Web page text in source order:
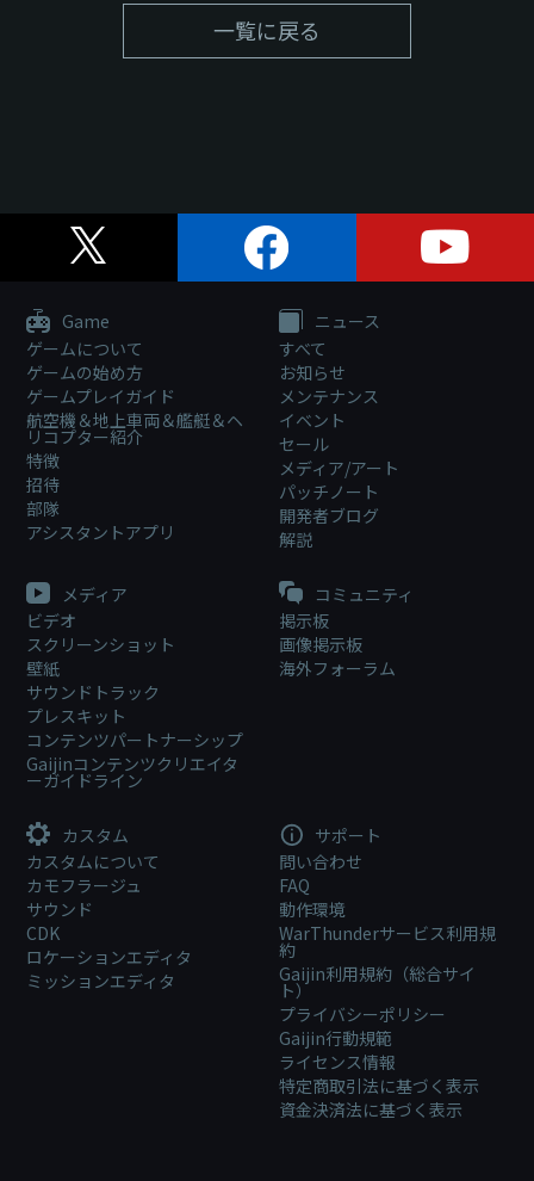
一覧に戻る
Game
ゲームについて
ゲームの始め方
ゲームプレイガイド
航空機＆地上車両＆艦艇＆ヘ
リコプター紹介
特徴
招待
部隊
アシスタントアプリ
ニュース
すべて
お知らせ
メンテナンス
イベント
セール
メディア/アート
パッチノート
開発者ブログ
解説
メディア
ビデオ
スクリーンショット
壁紙
サウンドトラック
プレスキット
コンテンツパートナーシップ
Gaijinコンテンツクリエイタ
ーガイドライン
コミュニティ
掲示板
画像掲示板
海外フォーラム
カスタム
カスタムについて
カモフラージュ
サウンド
CDK
ロケーションエディタ
ミッションエディタ
サポート
問い合わせ
FAQ
動作環境
WarThunderサービス利用規
約
Gaijin利用規約（総合サイ
ト）
プライバシーポリシー
Gaijin行動規範
ライセンス情報
特定商取引法に基づく表示
資金決済法に基づく表示